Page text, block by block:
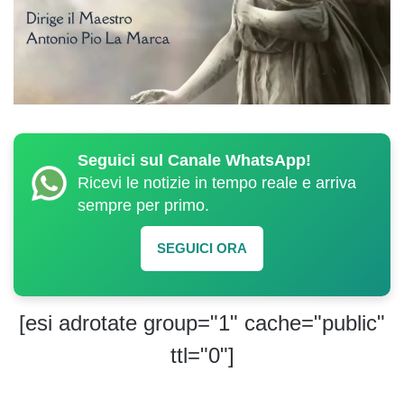
Seguici sul Canale WhatsApp!
Ricevi le notizie in tempo reale e arriva
sempre per primo.
SEGUICI ORA
[esi adrotate group="1" cache="public"
ttl="0"]